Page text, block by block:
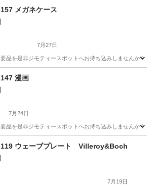
ポール
メガネケース
7月27日
是非ジモティースポットへお持ち込みしませんか？
テリア雑貨/小物
漫画
7月24日
是非ジモティースポットへお持ち込みしませんか？
ガ、コミック、アニメ 漫画
ウェーブプレート Villeroy&Boch
7月19日